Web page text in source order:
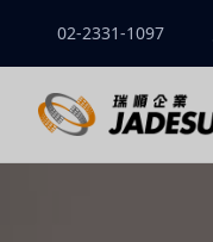
02-2331-1097